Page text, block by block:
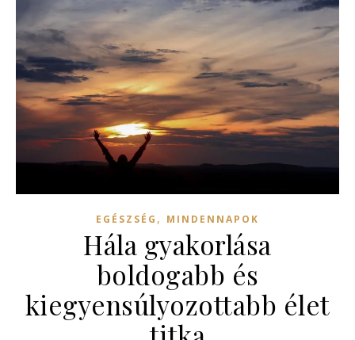
EGÉSZSÉG , MINDENNAPOK
Hála gyakorlása
boldogabb és
kiegyensúlyozottabb élet